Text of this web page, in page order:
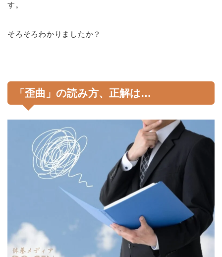
す。
そろそろわかりましたか？
「歪曲」の読み方、正解は…